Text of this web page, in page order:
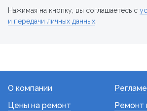
Нажимая на кнопку, вы соглашаетесь с
и передачи личных данных
О компании
Цены на ремонт
Ремонт